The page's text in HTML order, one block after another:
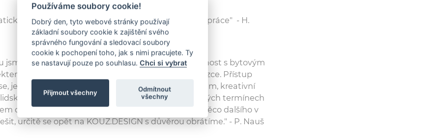
příjemný a velmi profesionální přístup, krásná práce" - H.
Zemánková
jsme byli trochu nervózní, byla to naše první zkušenost s bytovým
Veškeré obavy se ale rozplynuly po první schůzce. Přístup
jeho snaha maximálně vyhovět našim požadavkům, kreativní
přístup nás mile překvapil. Vše proběhlo v daných termínech
dohodnutých podmínek. Pokud budeme ještě něco dalšího v
určitě se opět na KOUZ.DESIGN s důvěrou obrátíme." - P. Nauš
Používáme soubory cookie!
Dobrý den, tyto webové stránky používají
základní soubory cookie k zajištění svého
správného fungování a sledovací soubory
cookie k pochopení toho, jak s nimi pracujete. Ty
se nastavují pouze po souhlasu.Chci si vybrat
Přijmout všechny
Odmítnout
všechny